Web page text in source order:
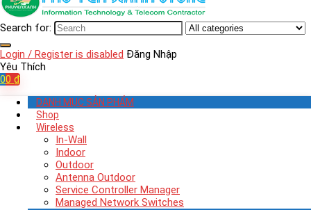
Search for:
Login / Register is disabled Đăng Nhập
Yêu Thích
00 ₫
DANH MỤC SẢN PHẨM
Shop
Wireless
In-Wall
Indoor
Outdoor
Antenna Outdoor
Service Controller Manager
Managed Network Switches